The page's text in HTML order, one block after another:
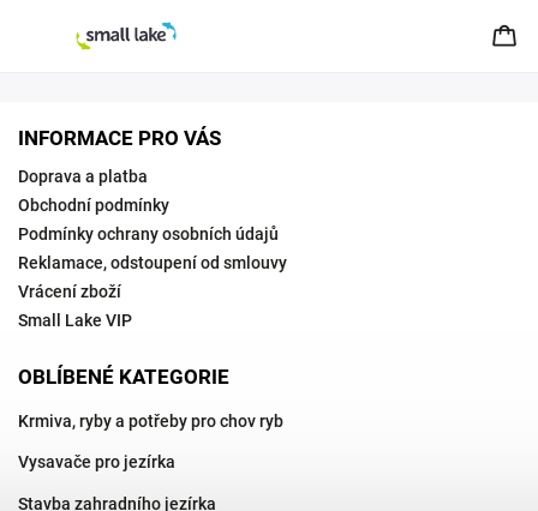
INFORMACE PRO VÁS
Doprava a platba
Obchodní podmínky
Podmínky ochrany osobních údajů
Reklamace, odstoupení od smlouvy
Vrácení zboží
Small Lake VIP
OBLÍBENÉ KATEGORIE
Krmiva, ryby a potřeby pro chov ryb
Vysavače pro jezírka
Stavba zahradního jezírka